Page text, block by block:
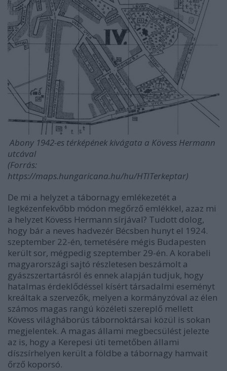
Abony 1942-es térképének kivágata a Kövess Hermann
utcával
(Forrás:
https://maps.hungaricana.hu/hu/HTITerkeptar)
De mi a helyzet a tábornagy emlékezetét a
legkézenfekvőbb módon megőrző emlékkel, azaz mi
a helyzet Kövess Hermann sírjával? Tudott dolog,
hogy bár a neves hadvezér Bécsben hunyt el 1924.
szeptember 22-én, temetésére mégis Budapesten
került sor, mégpedig szeptember 29-én. A korabeli
magyarországi sajtó részletesen beszámolt a
gyászszertartásról és ennek alapján tudjuk, hogy
hatalmas érdeklődéssel kísért társadalmi eseményt
kreáltak a szervezők, melyen a kormányzóval az élen
számos magas rangú közéleti szereplő mellett
Kövess világháborús tábornoktársai közül is sokan
megjelentek. A magas állami megbecsülést jelezte
az is, hogy a Kerepesi úti temetőben állami
díszsírhelyen került a földbe a tábornagy hamvait
őrző koporsó.